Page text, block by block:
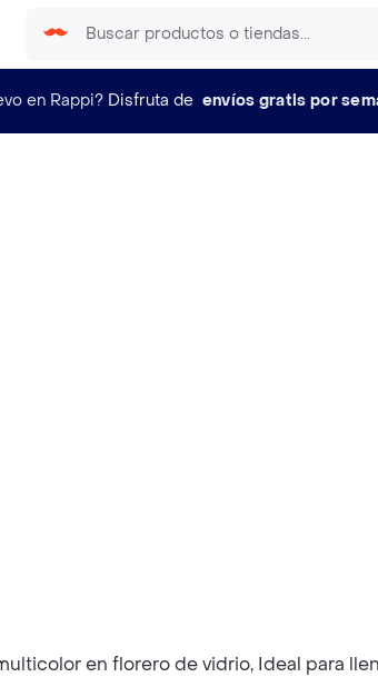
en Rappi? Disfruta de envíos gratis por
en florero de vidrio, Ideal para